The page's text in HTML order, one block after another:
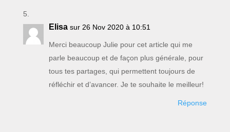
Elisa sur 26 Nov 2020 à 10:51
Merci beaucoup Julie pour cet article qui me
parle beaucoup et de façon plus générale, pour
tous tes partages, qui permettent toujours de
réfléchir et d’avancer. Je te souhaite le meilleur!
Réponse